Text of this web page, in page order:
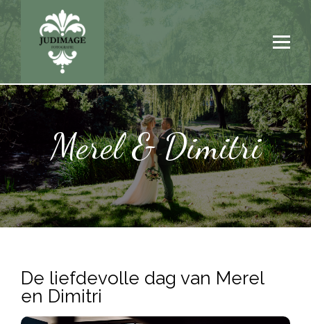
Merel & Dimitri
De liefdevolle dag van Merel
en Dimitri